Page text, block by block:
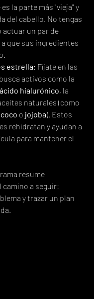
la parte más "vieja" y
del cabello. No tengas
actuar un par de
que sus ingredientes
estrella: Fíjate en las
activos como la
ácido hialurónico, la
naturales (como
coco o jojoba). Estos
rehidratan y ayudan a
para mantener el
resume
camino a seguir:
y trazar un plan